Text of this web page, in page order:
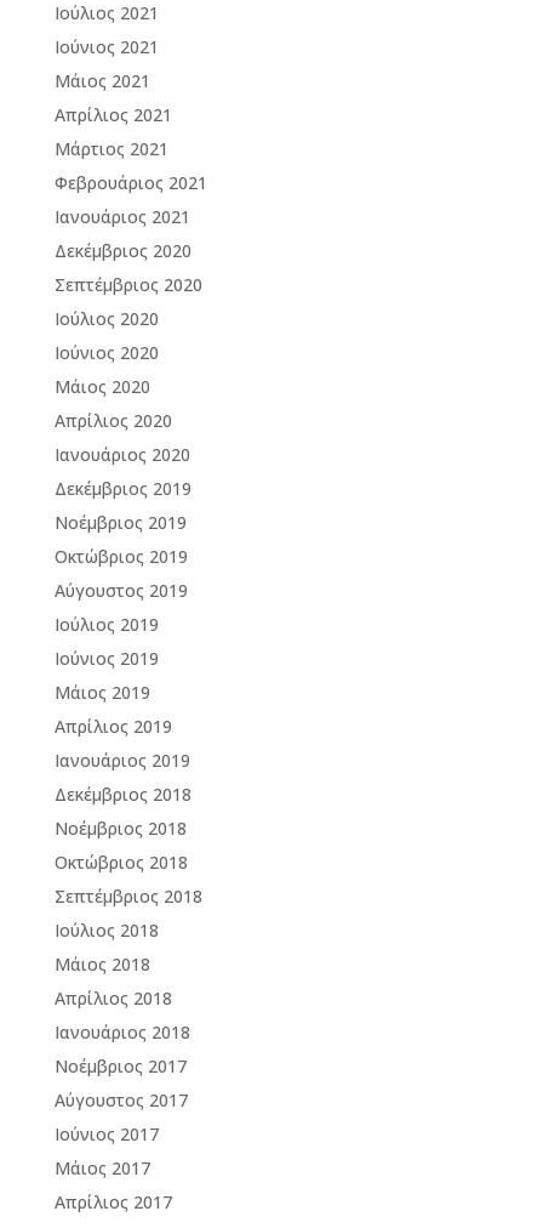
Ιούλιος 2021
Ιούνιος 2021
Μάιος 2021
Απρίλιος 2021
Μάρτιος 2021
Φεβρουάριος 2021
Ιανουάριος 2021
Δεκέμβριος 2020
Σεπτέμβριος 2020
Ιούλιος 2020
Ιούνιος 2020
Μάιος 2020
Απρίλιος 2020
Ιανουάριος 2020
Δεκέμβριος 2019
Νοέμβριος 2019
Οκτώβριος 2019
Αύγουστος 2019
Ιούλιος 2019
Ιούνιος 2019
Μάιος 2019
Απρίλιος 2019
Ιανουάριος 2019
Δεκέμβριος 2018
Νοέμβριος 2018
Οκτώβριος 2018
Σεπτέμβριος 2018
Ιούλιος 2018
Μάιος 2018
Απρίλιος 2018
Ιανουάριος 2018
Νοέμβριος 2017
Αύγουστος 2017
Ιούνιος 2017
Μάιος 2017
Απρίλιος 2017